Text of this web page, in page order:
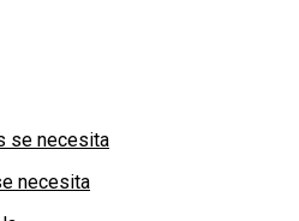
necesita